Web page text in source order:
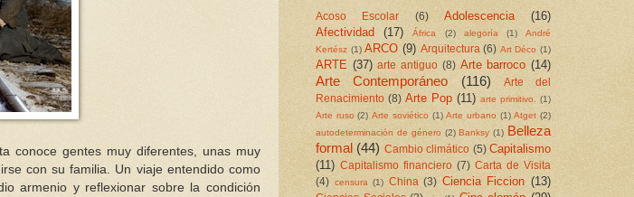
conoce gentes muy diferentes, unas muy
con su familia. Un viaje entendido como
armenio y reflexionar sobre la condición
Acoso Escolar (6) Adolescencia
(16)
Afectividad
(17) África (2) alegoría (1)
André
Kertész (1) ARCO (9) Arquitectura (6) Art Déco (1)
ARTE (37) arte antiguo (8) Arte barroco (14)
Arte Contemporáneo (116)
Arte del
Renacimiento (8) Arte Pop (11) arte primitivo.
(1)
Arte ruso (2) Arte soviético (1) Arte urbano (1) Atget (2)
autodeterminación de género (2) Banksy (1) Belleza
formal (44) Cambio climático (5) Capitalismo
(11) Capitalismo financiero (7) Carta de Visita
(4) censura (1) China (3) Ciencia Ficcion (13)